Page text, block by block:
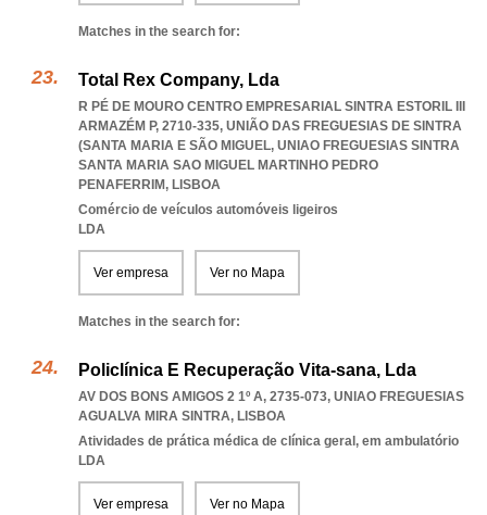
Matches in the search for:
Total Rex Company, Lda
R PÉ DE MOURO CENTRO EMPRESARIAL SINTRA ESTORIL III
ARMAZÉM P, 2710-335, UNIÃO DAS FREGUESIAS DE SINTRA
(SANTA MARIA E SÃO MIGUEL, UNIAO FREGUESIAS SINTRA
SANTA MARIA SAO MIGUEL MARTINHO PEDRO
PENAFERRIM, LISBOA
Comércio de veículos automóveis ligeiros
LDA
Ver empresa Ver no Mapa
Matches in the search for:
Policlínica E Recuperação Vita-sana, Lda
AV DOS BONS AMIGOS 2 1º A, 2735-073, UNIAO FREGUESIAS
AGUALVA MIRA SINTRA, LISBOA
Atividades de prática médica de clínica geral, em ambulatório
LDA
Ver empresa Ver no Mapa